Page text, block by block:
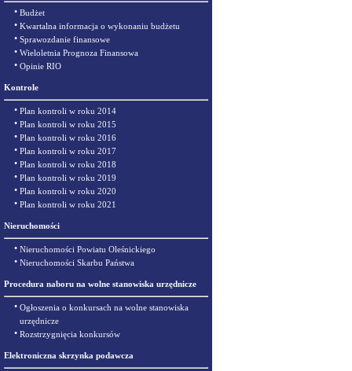
• Budżet
• Kwartalna informacja o wykonaniu budżetu
• Sprawozdanie finansowe
• Wieloletnia Prognoza Finansowa
• Opinie RIO
Kontrole
• Plan kontroli w roku 2014
• Plan kontroli w roku 2015
• Plan kontroli w roku 2016
• Plan kontroli w roku 2017
• Plan kontroli w roku 2018
• Plan kontroli w roku 2019
• Plan kontroli w roku 2020
• Plan kontroli w roku 2021
Nieruchomości
• Nieruchomości Powiatu Oleśnickiego
• Nieruchomości Skarbu Państwa
Procedura naboru na wolne stanowiska urzędnicze
• Ogłoszenia o konkursach na wolne stanowiska
urzędnicze
• Rozstrzygnięcia konkursów
Elektroniczna skrzynka podawcza